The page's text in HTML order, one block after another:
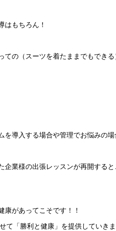
はもちろん！
の（スーツを着たままでもできる
導入する場合や管理でお悩みの場
業様の出張レッスンが再開する
があってこそです！！
て「勝利と健康」を提供していきま